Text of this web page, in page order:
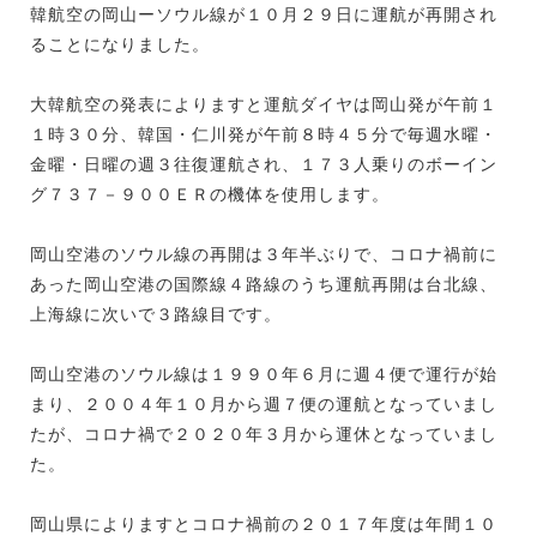
韓航空の岡山ーソウル線が１０月２９日に運航が再開され
ることになりました。
大韓航空の発表によりますと運航ダイヤは岡山発が午前１
１時３０分、韓国・仁川発が午前８時４５分で毎週水曜・
金曜・日曜の週３往復運航され、１７３人乗りのボーイン
グ７３７－９００ＥＲの機体を使用します。
岡山空港のソウル線の再開は３年半ぶりで、コロナ禍前に
あった岡山空港の国際線４路線のうち運航再開は台北線、
上海線に次いで３路線目です。
岡山空港のソウル線は１９９０年６月に週４便で運行が始
まり、２００４年１０月から週７便の運航となっていまし
たが、コロナ禍で２０２０年３月から運休となっていまし
た。
岡山県によりますとコロナ禍前の２０１７年度は年間１０